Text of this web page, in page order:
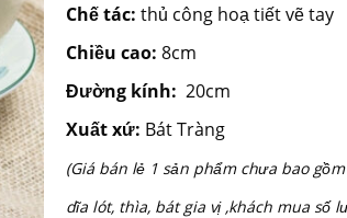
Chế tác: thủ công hoạ tiết vẽ tay
Chiều cao: 8cm
Đường kính: 20cm
Xuất xứ: Bát Tràng
(Giá bán lẻ 1 sản phẩm chưa bao
dĩa lót, thìa, bát gia vị ,khách mua số